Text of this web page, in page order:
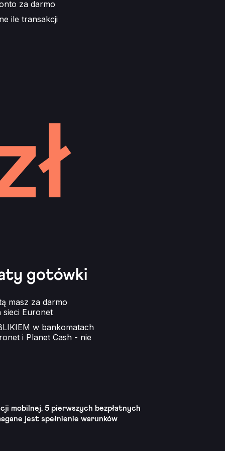
za darmo
ile transakcji
gotówki
masz za darmo
Euronet
w bankomatach
i Planet Cash - nie
mobilnej. 5 pierwszych bezpłatnych
jest spełnienie warunków